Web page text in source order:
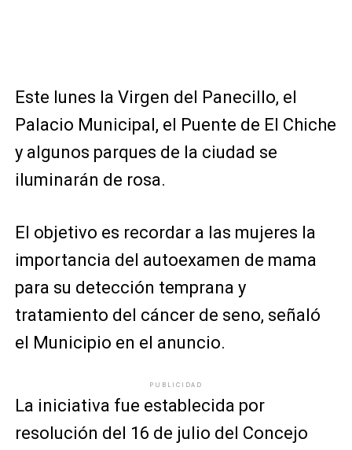
Este lunes la Virgen del Panecillo, el
Palacio Municipal, el Puente de El Chiche
y algunos parques de la ciudad se
iluminarán de rosa.
El objetivo es recordar a las mujeres la
importancia del autoexamen de mama
para su detección temprana y
tratamiento del cáncer de seno, señaló
el Municipio en el anuncio.
PUBLICIDAD
La iniciativa fue establecida por
resolución del 16 de julio del Concejo